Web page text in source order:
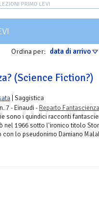
PRIMO LEVI
Ordina per: data di arrivo
(Science Fiction?)
| Saggistica
n. 7 - Einaudi - Reparto Fantascienza
sono i quindici racconti
nel 1966 sotto l'ironico titolo
con lo pseudonimo Damiano